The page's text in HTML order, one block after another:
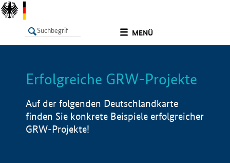
MENÜ
LISTE Info
Erfolgreiche GRW-Projekte
Auf der folgenden Deutschlandkarte
finden Sie konkrete Beispiele erfolgreicher
GRW-Projekte!